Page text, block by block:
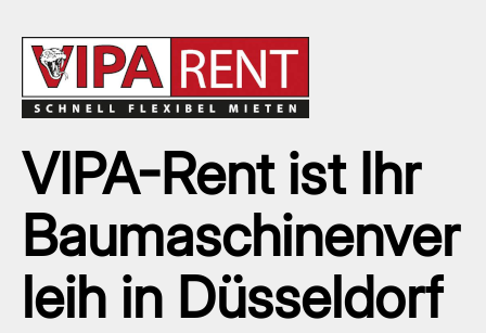
VIPA-Rent ist Ihr
Baumaschinenver
leih in Düsseldorf